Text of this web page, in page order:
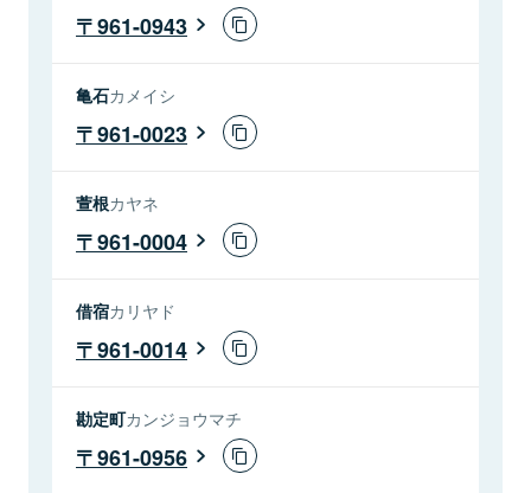
961-0943
亀石カメイシ
961-0023
萱根カヤネ
961-0004
借宿カリヤド
961-0014
勘定町カンジョウマチ
961-0956